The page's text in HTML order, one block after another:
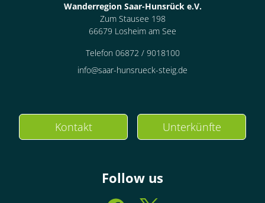
Wanderregion Saar-Hunsrück e.V.
Zum Stausee 198
66679 Losheim am See
Telefon 06872 / 9018100
info@saar-hunsrueck-steig.de
Kontakt Unterkünfte
Follow us